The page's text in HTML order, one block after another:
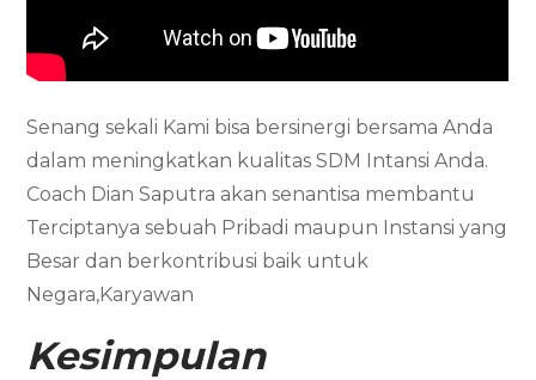
Senang sekali Kami bisa bersinergi bersama Anda
dalam meningkatkan kualitas SDM Intansi Anda.
Coach Dian Saputra akan senantisa membantu
Terciptanya sebuah Pribadi maupun Instansi yang
Besar dan berkontribusi baik untuk
Negara,Karyawan
Kesimpulan